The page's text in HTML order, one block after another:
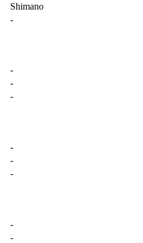
Shimano
-
-
-
-
-
-
-
-
-